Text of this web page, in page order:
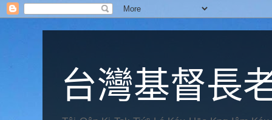
台灣基督長